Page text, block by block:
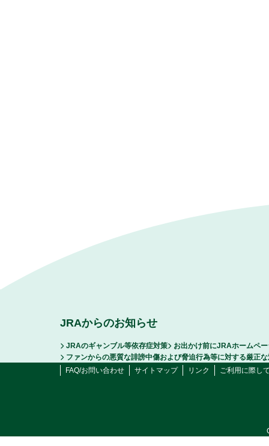
JRAからのお知らせ
JRAのギャンブル等依存症対策
お出かけ前にJRAホームペ
ファンからの悪質な誹謗中傷および脅迫行為等に対する厳正
FAQ/お問い合わせ
サイトマップ リンク ご利用に際し